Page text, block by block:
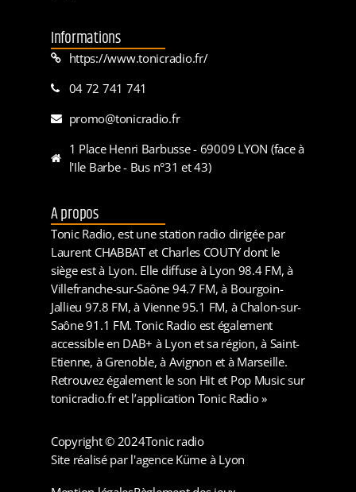
Informations
https://www.tonicradio.fr/
04 72 741 741
promo@tonicradio.fr
1 Place Henri Barbusse - 69009 LYON (face à
l'Ile Barbe - Bus n°31 et 43)
A propos
Tonic Radio, est une station radio dirigée par
Laurent CHABBAT et Charles COUTY dont le
siège est à Lyon. Elle diffuse à Lyon 98.4 FM, à
Villefranche-sur-Saône 94.7 FM, à Bourgoin-
Jallieu 97.8 FM, à Vienne 95.1 FM, à Chalon-sur-
Saône 91.1 FM. Tonic Radio est également
accessible en DAB+ à Lyon et sa région, à Saint-
Etienne, à Grenoble, à Avignon et à Marseille.
Retrouvez également le son Hit et Pop Music sur
tonicradio.fr et l’application Tonic Radio »
Copyright © 2024Tonic radio
Site réalisé par l'agence Küme à Lyon